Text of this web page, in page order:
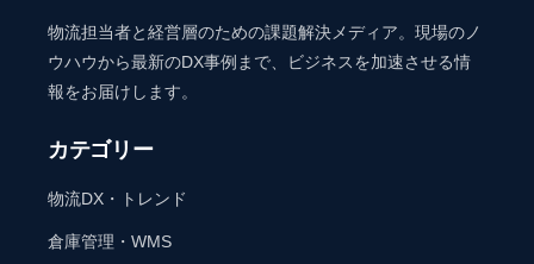
物流担当者と経営層のための課題解決メディア。現場のノ
ウハウから最新のDX事例まで、ビジネスを加速させる情
報をお届けします。
カテゴリー
物流DX・トレンド
倉庫管理・WMS